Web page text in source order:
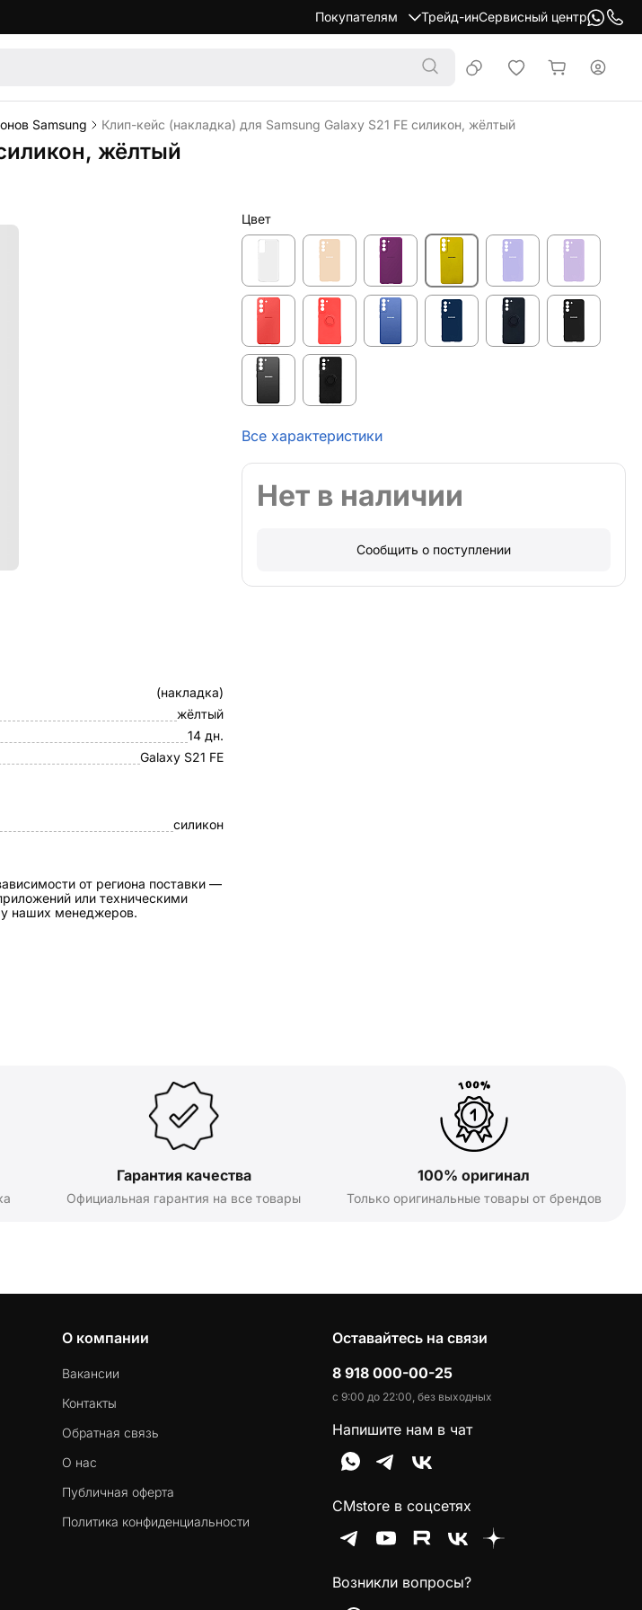
Покупателям Трейд-инСервисный центр
Samsung Клип-кейс (накладка) для Samsung Galaxy S21 FE силикон, жёлтый
жёлтый
(накладка)
жёлтый
14 дн.
Galaxy S21 FE
силикон
от региона поставки —
или техническими
у наших менеджеров.
Цвет
Все характеристики
Нет в наличии
Сообщить о поступлении
Гарантия качества
Официальная гарантия на все товары
100% оригинал
Только оригинальные товары от брендов
О компании
Вакансии
Контакты
Обратная связь
О нас
Публичная оферта
Политика конфиденциальности
Оставайтесь на связи
8 918 000-00-25
с 9:00 до 22:00, без выходных
Напишите нам в чат
CMstore в соцсетях
Возникли вопросы?